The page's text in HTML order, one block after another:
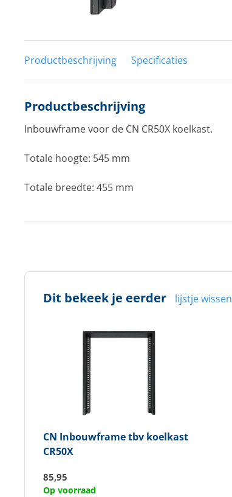
Productbeschrijving Specificaties
Productbeschrijving
Inbouwframe voor de CN CR50X koelkast.
Totale hoogte: 545 mm
Totale breedte: 455 mm
Dit bekeek je eerder lijstje wissen
CN Inbouwframe tbv koelkast
CR50X
85,95
Op voorraad